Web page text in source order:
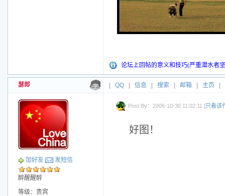
论坛上回帖的意义和技巧(严重潜水者
瑟郎 QQ 信息 搜索 邮箱 主页
加好友 发短信
醉醒醒醉
等级：贵宾
Post By：2006-10-30 11:02:11 [只看该
好图！